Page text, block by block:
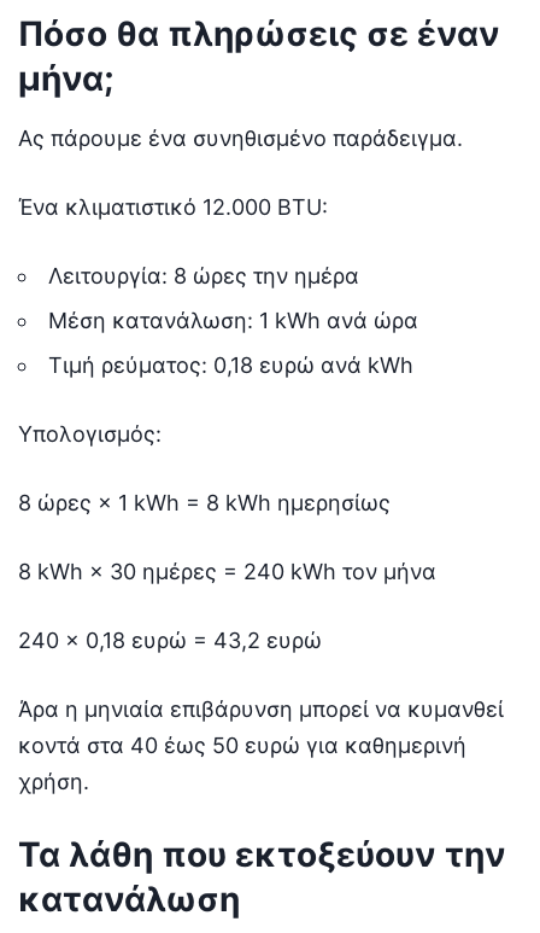
Πόσο θα πληρώσεις σε έναν
μήνα;
Ας πάρουμε ένα συνηθισμένο παράδειγμα.
Ένα κλιματιστικό 12.000 BTU:
Λειτουργία: 8 ώρες την ημέρα
Μέση κατανάλωση: 1 kWh ανά ώρα
Τιμή ρεύματος: 0,18 ευρώ ανά kWh
Υπολογισμός:
8 ώρες × 1 kWh = 8 kWh ημερησίως
8 kWh × 30 ημέρες = 240 kWh τον μήνα
240 × 0,18 ευρώ = 43,2 ευρώ
Άρα η μηνιαία επιβάρυνση μπορεί να κυμανθεί
κοντά στα 40 έως 50 ευρώ για καθημερινή
χρήση.
Τα λάθη που εκτοξεύουν την
κατανάλωση